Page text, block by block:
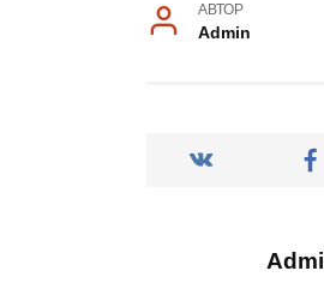
АВТОР
Admin